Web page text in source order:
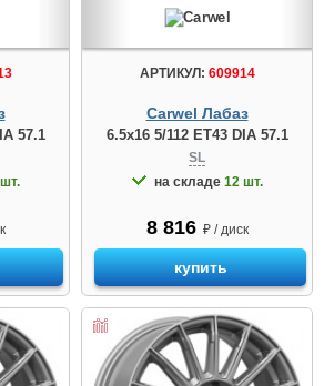
57.1
АРТИКУЛ: 609914
Carwel Лабаз
6.5x16 5/112 ET43 DIA 57.1
SL
на складе 12 шт.
8 816 ₽ / диск
купить